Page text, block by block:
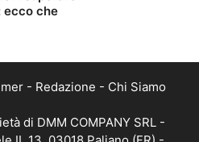
ecco che
- Redazione - Chi Siamo
di DMM COMPANY SRL -